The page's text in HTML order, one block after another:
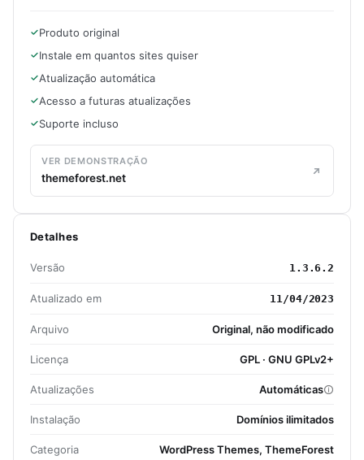
Produto original
Instale em quantos sites quiser
Atualização automática
Acesso a futuras atualizações
Suporte incluso
VER DEMONSTRAÇÃO
themeforest.net
Detalhes
Versão 1.3.6.2
Atualizado em 11/04/2023
Arquivo Original, não modificado
Licença GPL · GNU GPLv2+
Atualizações Automáticas
Instalação Domínios ilimitados
Categoria WordPress Themes, ThemeForest